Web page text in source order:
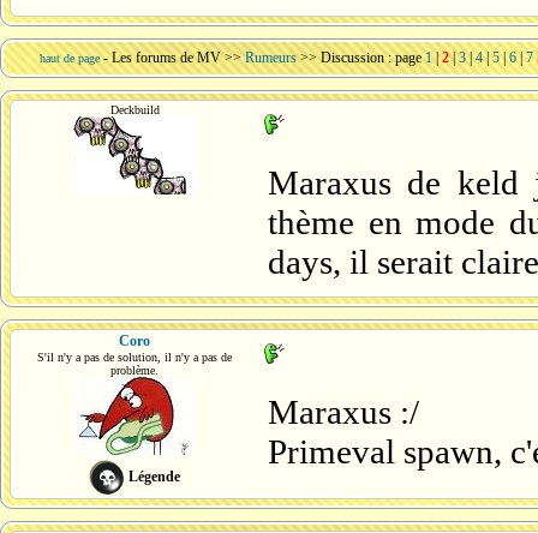
haut de page -Les forums de MV>>Rumeurs >> Discussion : page1|2|3 |4 |5|6 |7
Deckbuild
Maraxus de keld
thème en mode
days, il serait
Coro
S'il n'y a pas de solution, il n'y a pas de
problème.
Légende
Maraxus :/
Primeval spawn,